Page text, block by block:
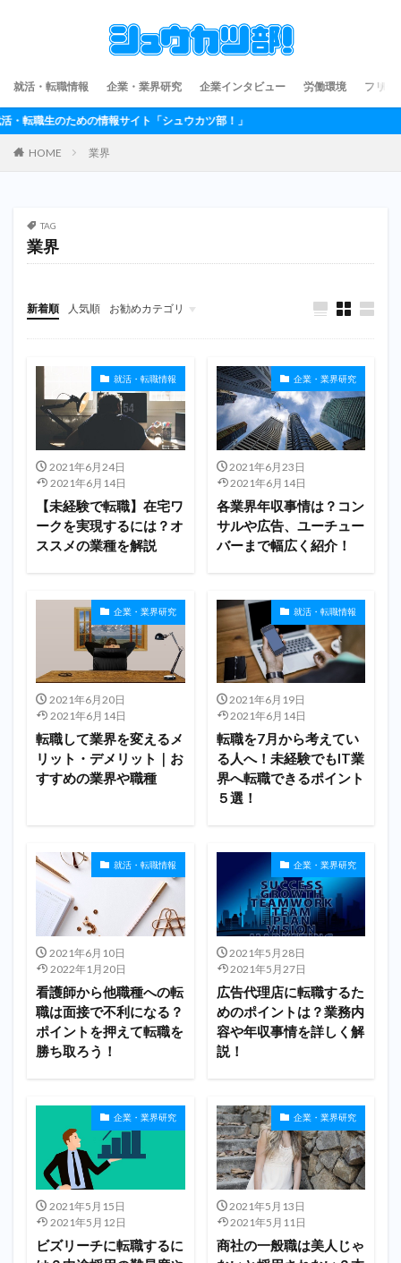
就活・転職情報 企業・業界研究 企業インタビュー 労働環境 フリー
ための情報サイト「シュウカツ部！」
HOME 業界
TAG
業界
新着順 人気順 お勧めカテゴリ
フリーランス
就活・転職情報
2021年6月24日
2021年6月14日
【未経験で転職】在宅ワ
ークを実現するには？オ
ススメの業種を解説
企業・業界研究
2021年6月23日
2021年6月14日
各業界年収事情は？コン
サルや広告、ユーチュー
バーまで幅広く紹介！
企業・業界研究
2021年6月20日
2021年6月14日
転職して業界を変えるメ
リット・デメリット｜お
すすめの業界や職種
就活・転職情報
2021年6月19日
2021年6月14日
転職を7月から考えてい
る人へ！未経験でもIT業
界へ転職できるポイント
５選！
就活・転職情報
2021年6月10日
2022年1月20日
看護師から他職種への転
職は面接で不利になる？
ポイントを押えて転職を
勝ち取ろう！
企業・業界研究
2021年5月28日
2021年5月27日
広告代理店に転職するた
めのポイントは？業務内
容や年収事情を詳しく解
説！
企業・業界研究
2021年5月15日
2021年5月12日
ビズリーチに転職するに
企業・業界研究
2021年5月13日
2021年5月11日
商社の一般職は美人じゃ